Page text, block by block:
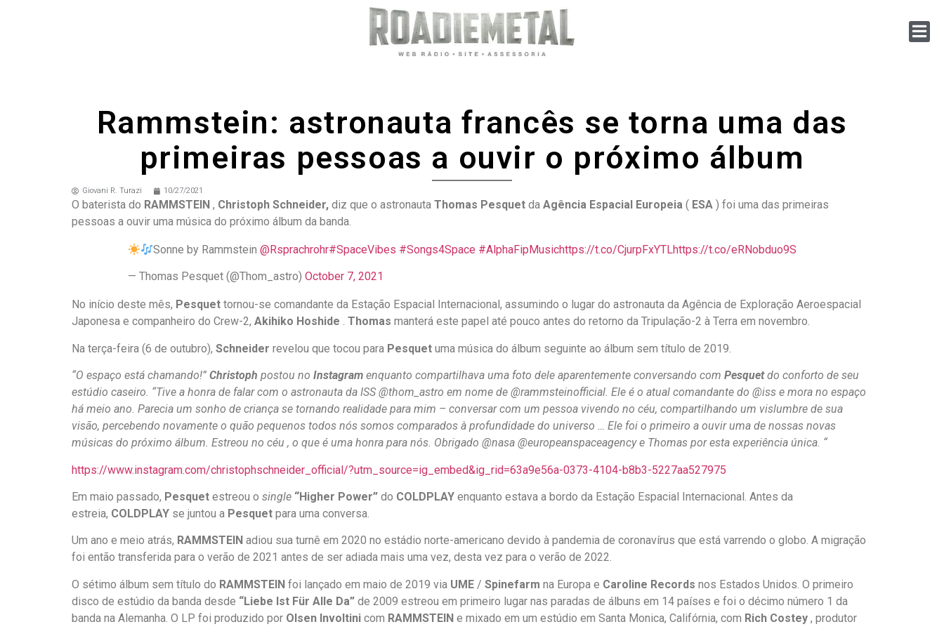
Rammstein: astronauta francês se torna uma das
primeiras pessoas a ouvir o próximo álbum
Giovani R. Turazi 10/27/2021
O baterista do RAMMSTEIN , Christoph Schneider, diz que o astronauta Thomas Pesquet da Agência Espacial Europeia ( ESA ) foi uma das primeiras
pessoas a ouvir uma música do próximo álbum da banda.
Sonne by Rammstein@Rsprachrohr#SpaceVibes #Songs4Space #AlphaFipMusichttps://t.co/CjurpFxYTLhttps://t.co/eRNobduo9S
— Thomas Pesquet (@Thom_astro) October 7, 2021
No início deste mês, Pesquet tornou-se comandante da Estação Espacial Internacional, assumindo o lugar do astronauta da Agência de Exploração Aeroespacial
Japonesa e companheiro do Crew-2, Akihiko Hoshide . Thomas manterá este papel até pouco antes do retorno da Tripulação-2 à Terra em novembro.
Na terça-feira (6 de outubro), Schneider revelou que tocou para Pesquet uma música do álbum seguinte ao álbum sem título de 2019.
“O espaço está chamando!” Christoph postou no Instagram enquanto compartilhava uma foto dele aparentemente conversando com Pesquetdo conforto de seu
estúdio caseiro. “Tive a honra de falar com o astronauta da ISS @thom_astro em nome de @rammsteinofficial. Ele é o atual comandante do @iss e mora no espaço
há meio ano. Parecia um sonho de criança se tornando realidade para mim – conversar com um pessoa vivendo no céu, compartilhando um vislumbre de sua
visão, percebendo novamente o quão pequenos todos nós somos comparados à profundidade do universo … Ele foi o primeiro a ouvir uma de nossas novas
músicas do próximo álbum. Estreou no céu , o que é uma honra para nós. Obrigado @nasa @europeanspaceagency e Thomas por esta experiência única. “
https://www.instagram.com/christophschneider_official/?utm_source=ig_embed&ig_rid=63a9e56a-0373-4104-b8b3-5227aa527975
Em maio passado, Pesquet estreou o single “Higher Power” do COLDPLAY enquanto estava a bordo da Estação Espacial Internacional. Antes da
estreia, COLDPLAY se juntou a Pesquet para uma conversa.
Um ano e meio atrás, RAMMSTEIN adiou sua turnê em 2020 no estádio norte-americano devido à pandemia de coronavírus que está varrendo o globo. A migração
foi então transferida para o verão de 2021 antes de ser adiada mais uma vez, desta vez para o verão de 2022.
O sétimo álbum sem título do RAMMSTEIN foi lançado em maio de 2019 via UME / Spinefarm na Europa e Caroline Records nos Estados Unidos. O primeiro
disco de estúdio da banda desde “Liebe Ist Für Alle Da” de 2009 estreou em primeiro lugar nas paradas de álbuns em 14 países e foi o décimo número 1 da
banda na Alemanha. O LP foi produzido por Olsen Involtini com RAMMSTEIN e mixado em um estúdio em Santa Monica, Califórnia, com Rich Costey , produtor